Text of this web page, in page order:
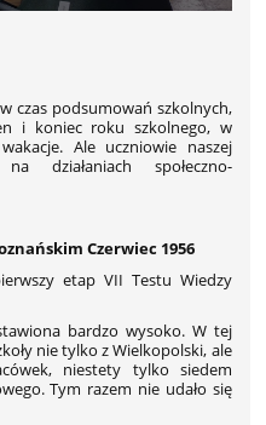
czas podsumowań szkolnych,
i koniec roku szkolnego, w
Ale uczniowie naszej
działaniach społeczno-
Czerwiec 1956
etap VII Testu Wiedzy
bardzo wysoko. W tej
nie tylko z Wielkopolski, ale
niestety tylko siedem
Tym razem nie udało się